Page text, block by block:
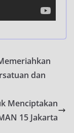
dan
Menciptakan
15 Jakarta